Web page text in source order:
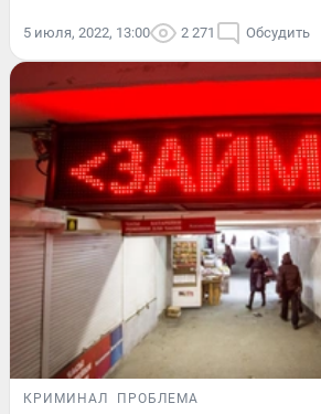
5 июля, 2022, 13:00 2 271 Обсудить
КРИМИНАЛ ПРОБЛЕМА